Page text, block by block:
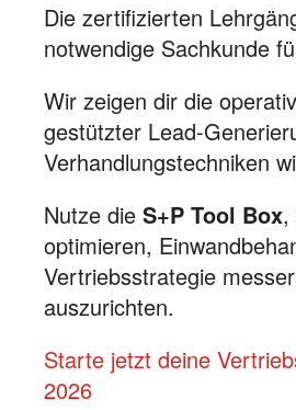
Die zertifizierten
notwendige Sachkunde
Wir zeigen dir die
gestützter Lead-
Verhandlungstechniken
Nutze die S+P Tool Box,
optimieren,
Vertriebsstrategie
auszurichten.
Starte jetzt deine
2026